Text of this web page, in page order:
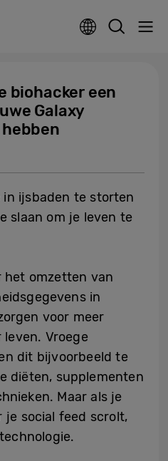
biohacker een
Galaxy
in ijsbaden te storten
slaan om je leven te
het omzetten van
in
voor meer
Vroege
dit bijvoorbeeld te
diëten, supplementen
Maar als je
je social feed scrolt,